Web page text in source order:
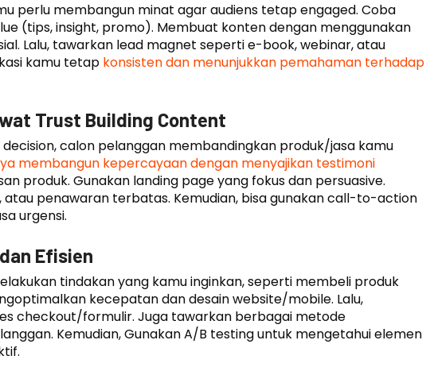
perlu membangun minat agar audiens tetap engaged. Coba
(tips, insight, promo). Membuat konten dengan menggunakan
Lalu, tawarkan lead magnet seperti e-book, webinar, atau
kamu tetap konsisten dan menunjukkan pemahaman terhadap
Trust Building Content
calon pelanggan membandingkan produk/jasa kamu
membangun kepercayaan dengan menyajikan testimoni
produk. Gunakan landing page yang fokus dan persuasive.
atau penawaran terbatas. Kemudian, bisa gunakan call-to-action
urgensi.
Efisien
tindakan yang kamu inginkan, seperti membeli produk
kecepatan dan desain website/mobile. Lalu,
checkout/formulir. Juga tawarkan berbagai metode
Kemudian, Gunakan A/B testing untuk mengetahui elemen